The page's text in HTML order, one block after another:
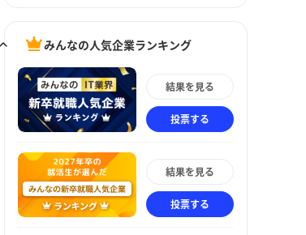
みんなの人気企業ランキング
結果を見る
投票する
結果を見る
投票する